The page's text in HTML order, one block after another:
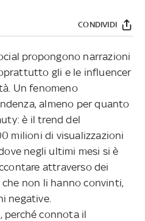
CONDIVIDI
propongono narrazioni
gli e le influencer
Un fenomeno
almeno per quanto
è il trend del
milioni di visualizzazioni
negli ultimi mesi si è
attraverso dei
non li hanno convinti,
negative.
perché connota il